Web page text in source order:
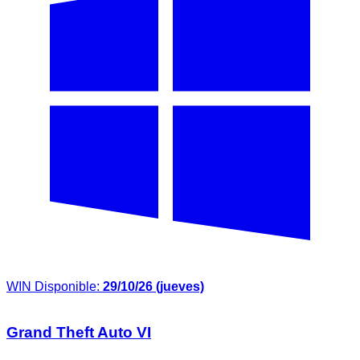
WIN Disponible: 29/10/26 (jueves)
Grand Theft Auto VI